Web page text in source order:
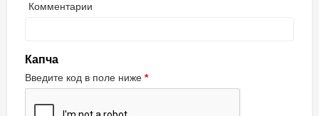
Комментарии
Капча
Введите код в поле ниже